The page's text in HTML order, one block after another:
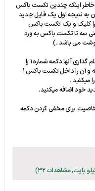
خاطر اینکه چندین تکست باکس
به نتیجه اول یک فایل جدید
ورد باز کنید سپس از لبه Insert گزینه Shapes را کلیک و یک تکست باکس
سه تا تکست باکس به ورد
می باشد .)
حالا نیاز به دو دکمه دارید بعد از اضافه کردن و نام گذاری آنها دکمه شماره 1 را
انتخاب و Cut میکنید و روی تکست باکس 1 رفته و آن را داخل تکست باکس 1
میکنید .
خود اضافه میکنید.
خاصیت برای مخفی کردن دکمه